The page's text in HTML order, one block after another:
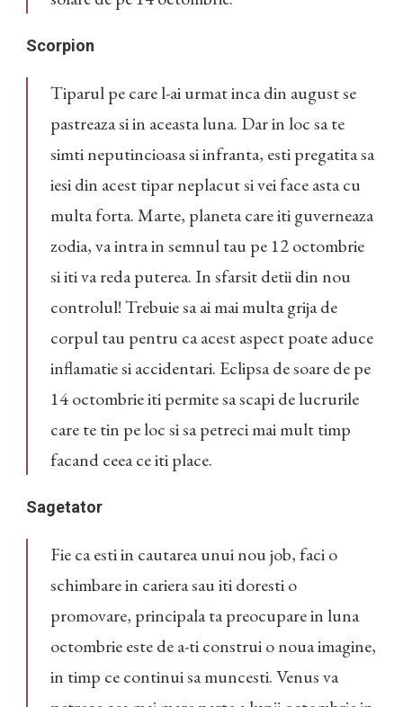
Scorpion
Tiparul pe care l-ai urmat inca din august se
pastreaza si in aceasta luna. Dar in loc sa te
simti neputincioasa si infranta, esti pregatita sa
iesi din acest tipar neplacut si vei face asta cu
multa forta. Marte, planeta care iti guverneaza
zodia, va intra in semnul tau pe 12 octombrie
si iti va reda puterea. In sfarsit detii din nou
controlul! Trebuie sa ai mai multa grija de
corpul tau pentru ca acest aspect poate aduce
inflamatie si accidentari. Eclipsa de soare de pe
14 octombrie iti permite sa scapi de lucrurile
care te tin pe loc si sa petreci mai mult timp
facand ceea ce iti place.
Sagetator
Fie ca esti in cautarea unui nou job, faci o
schimbare in cariera sau iti doresti o
promovare, principala ta preocupare in luna
octombrie este de a-ti construi o noua imagine,
in timp ce continui sa muncesti. Venus va